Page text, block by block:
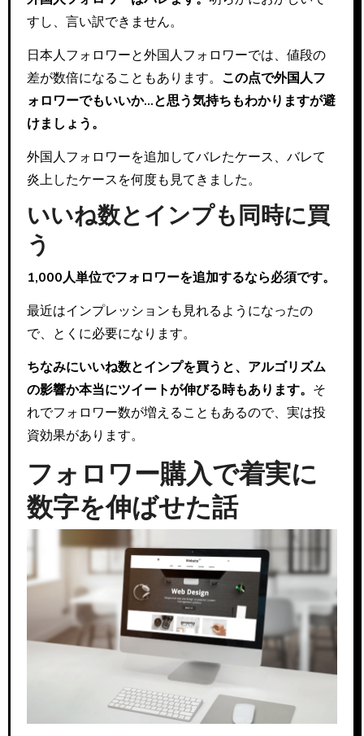
すし、言い訳できません。
日本人フォロワーと外国人フォロワーでは、値段の
差が数倍になることもあります。 この点で外国人フ
ォロワーでもいいか…と思う気持ちもわかりますが避
けましょう。
外国人フォロワーを追加してバレたケース、バレて
炎上したケースを何度も見てきました。
いいね数とインプも同時に買
う
1,000人単位でフォロワーを追加するなら必須です。
最近はインプレッションも見れるようになったの
で、とくに必要になります。
ちなみにいいね数とインプを買うと、アルゴリズム
の影響か本当にツイートが伸びる時もあります。 そ
れでフォロワー数が増えることもあるので、実は投
資効果があります。
フォロワー購入で着実に
数字を伸ばせた話